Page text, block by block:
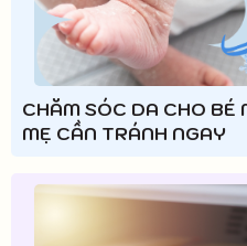
CHĂM SÓC DA CHO BÉ
MẸ CẦN TRÁNH NGAY